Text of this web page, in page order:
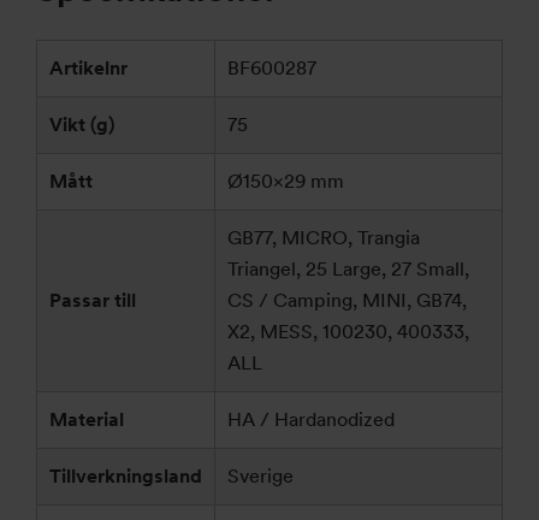
Artikelnr BF600287
Vikt (g) 75
Mått Ø150×29 mm
Passar till
GB77, MICRO, Trangia
Triangel, 25 Large, 27 Small,
CS / Camping, MINI, GB74,
X2, MESS, 100230, 400333,
ALL
Material HA / Hardanodized
Tillverkningsland Sverige